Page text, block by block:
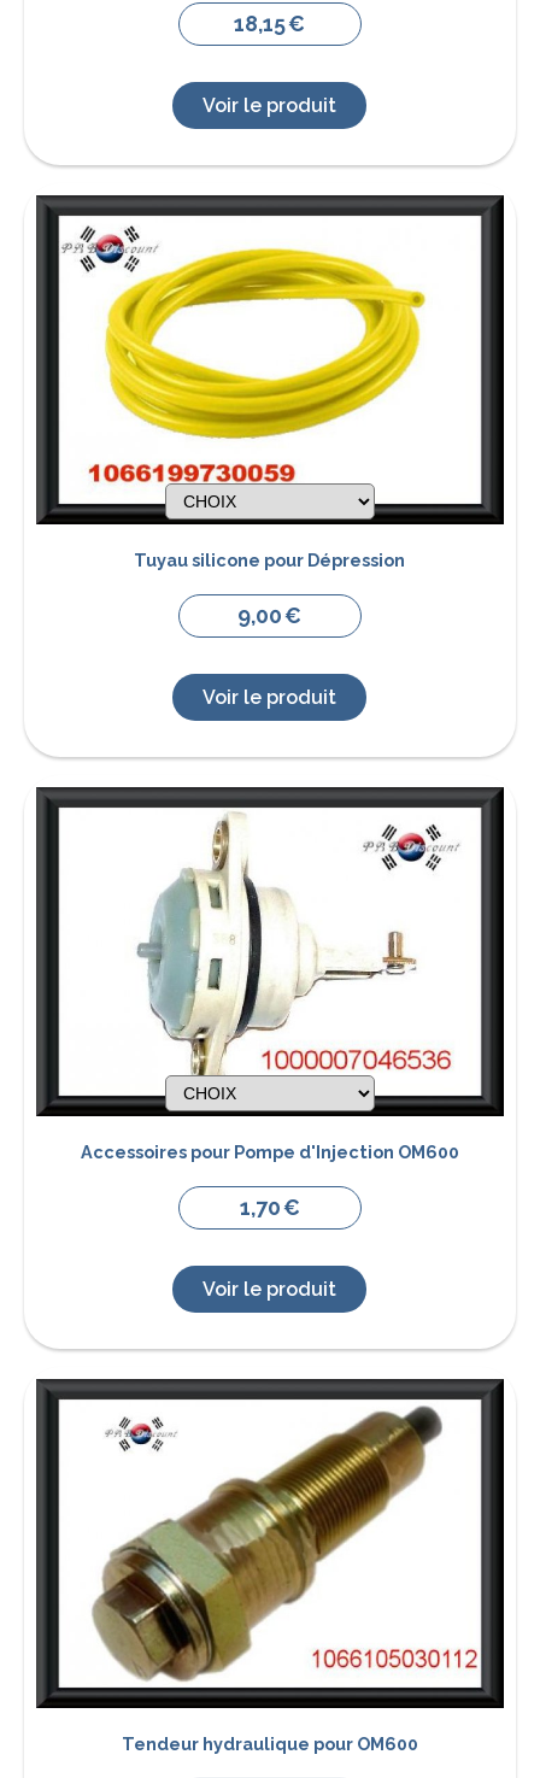
18,15€
Voir le produit
Tuyau silicone pour Dépression
9,00€
Voir le produit
Accessoires pour Pompe d'Injection OM600
1,70€
Voir le produit
Tendeur hydraulique pour OM600